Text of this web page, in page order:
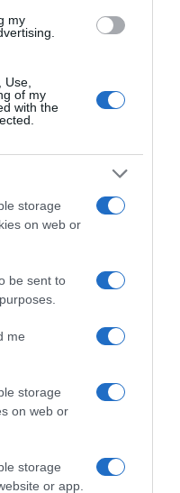
my
of my
with the
storage
on web or
be sent to
me
storage
on web or
storage
or app.
Diadermine limpia
impurezas y el